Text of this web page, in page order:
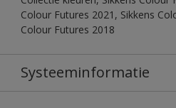
Colour Futures 2021, Sikkens
Colour Futures 2018
Systeeminformatie